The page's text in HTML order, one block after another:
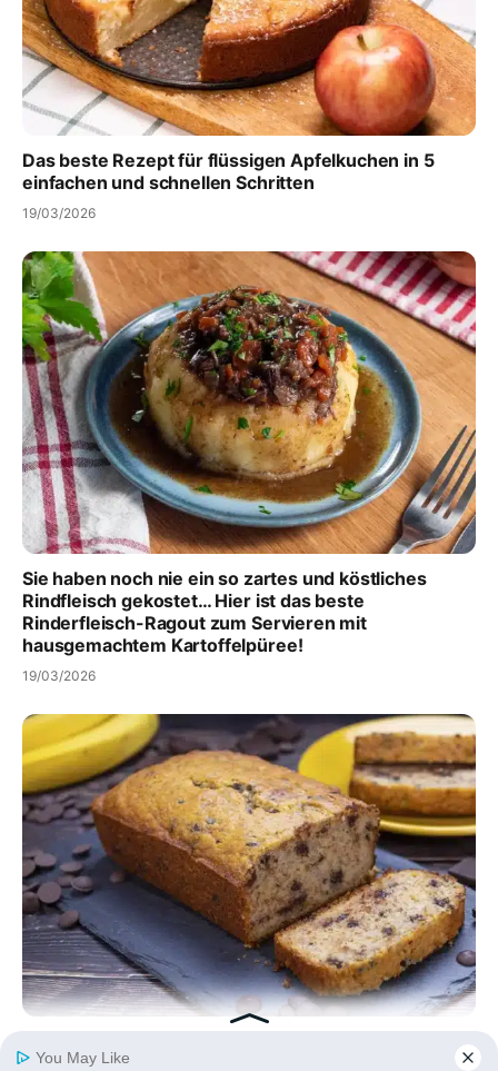
Das beste Rezept für flüssigen Apfelkuchen in 5
einfachen und schnellen Schritten
19/03/2026
Sie haben noch nie ein so zartes und köstliches
Rindfleisch gekostet… Hier ist das beste
Rinderfleisch-Ragout zum Servieren mit
hausgemachtem Kartoffelpüree!
19/03/2026
Ein Bananenbrot ohne Ei, das alle